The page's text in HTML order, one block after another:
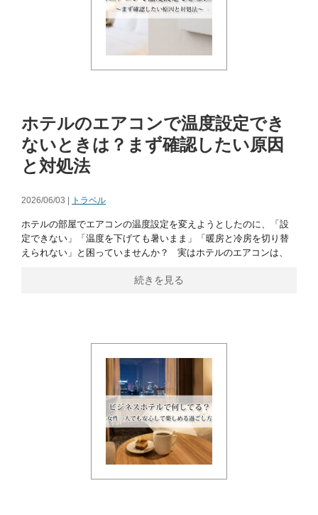
ホテルのエアコンで温度設定でき
ないときは？まず確認したい原因
と対処法
2026/06/03 | トラベル
ホテルの部屋でエアコンの温度設定を変えようとしたのに、「設
定できない」「温度を下げても暑いまま」「暖房と冷房を切り替
えられない」と困っていませんか？ 実はホテルのエアコンは、
続きを見る